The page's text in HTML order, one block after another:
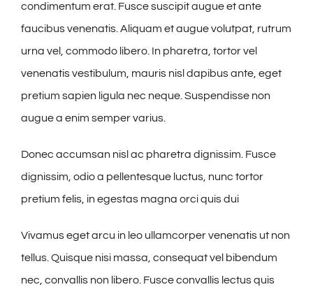
condimentum erat. Fusce suscipit augue et ante
faucibus venenatis. Aliquam et augue volutpat, rutrum
urna vel, commodo libero. In pharetra, tortor vel
venenatis vestibulum, mauris nisl dapibus ante, eget
pretium sapien ligula nec neque. Suspendisse non
augue a enim semper varius.
Donec accumsan nisl ac pharetra dignissim. Fusce
dignissim, odio a pellentesque luctus, nunc tortor
pretium felis, in egestas magna orci quis dui
Vivamus eget arcu in leo ullamcorper venenatis ut non
tellus. Quisque nisi massa, consequat vel bibendum
nec, convallis non libero. Fusce convallis lectus quis